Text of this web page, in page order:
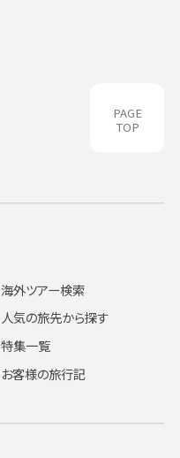
PAGE
TOP
海外ツアー検索
人気の旅先から探す
特集一覧
お客様の旅行記